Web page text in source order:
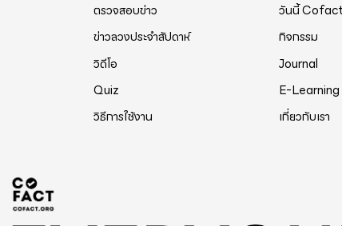
ตรวจสอบข่าว วันนี้ Cofact
ข่าวลวงประจำสัปดาห์
กิจกรรม
วิดีโอ
Journal
Quiz
E-Learning
วิธีการใช้งาน
เกี่ยวกับเรา